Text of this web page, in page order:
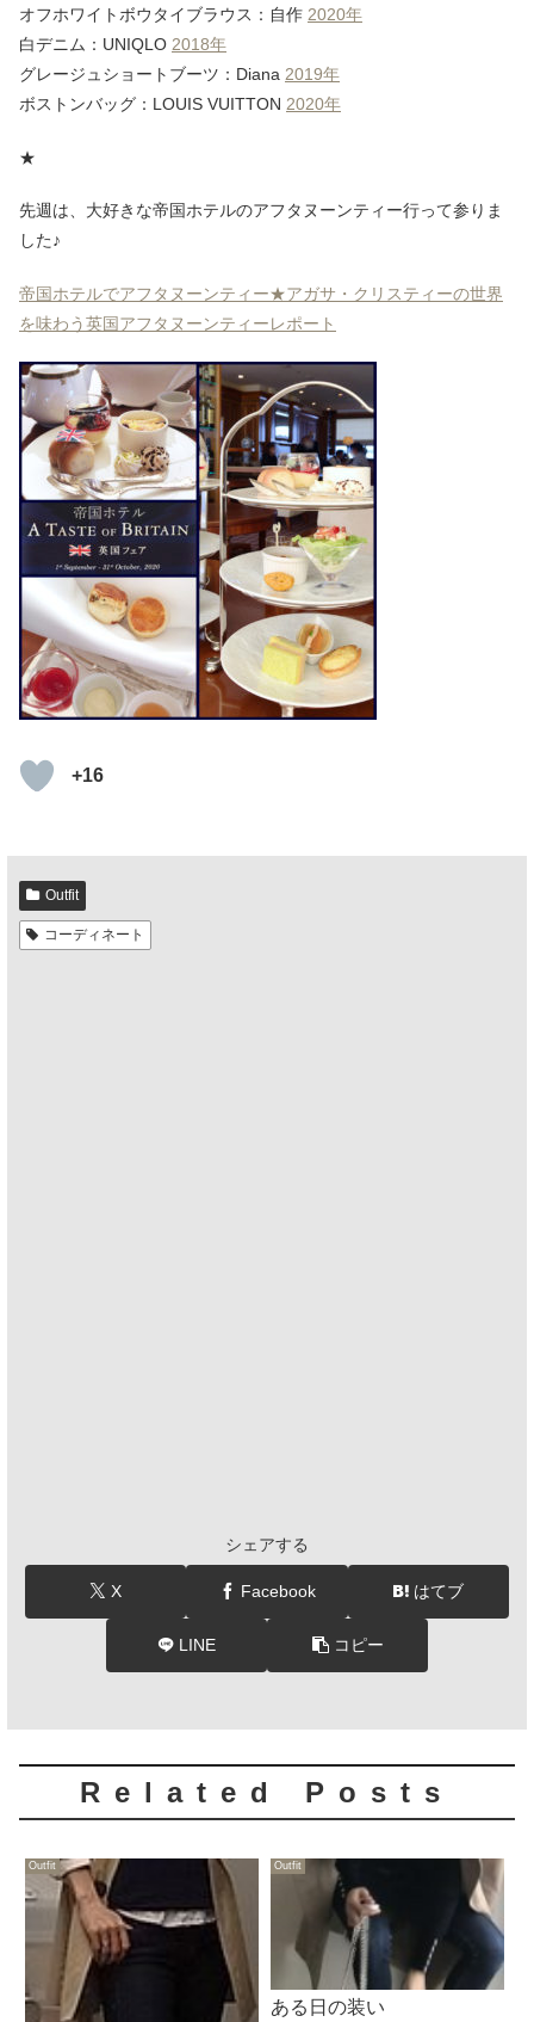
オフホワイトボウタイブラウス：自作 2020年
白デニム：UNIQLO 2018年
グレージュショートブーツ：Diana 2019年
ボストンバッグ：LOUIS VUITTON 2020年
★
先週は、大好きな帝国ホテルのアフタヌーンティー行って参りま
した♪
帝国ホテルでアフタヌーンティー★アガサ・クリスティーの世界
を味わう英国アフタヌーンティーレポート
+16
Outfit
コーディネート
シェアする
X Facebook はてブ
LINE コピー
Related Posts
Outfit Outfit
ある日の装い